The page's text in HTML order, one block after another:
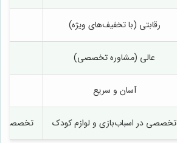
رقابتی (با تخفیف‌های ویژه)
عالی (مشاوره تخصصی)
آسان و سریع
تخصصی در اسباب‌بازی و لوازم کودک تخصصی